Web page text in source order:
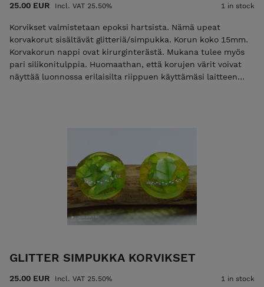
25.00 EUR Incl. VAT 25.50% 1 in stock
Korvikset valmistetaan epoksi hartsista. Nämä upeat
korvakorut sisältävät glitteriä/simpukka. Korun koko 15mm.
Korvakorun nappi ovat kirurginterästä. Mukana tulee myös
pari silikonitulppia. Huomaathan, että korujen värit voivat
näyttää luonnossa erilaisilta riippuen käyttämäsi laitteen
GLITTER SIMPUKKA KORVIKSET
25.00 EUR Incl. VAT 25.50% 1 in stock